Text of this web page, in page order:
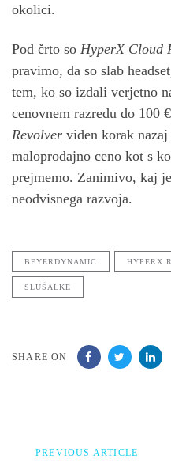
okolici.
Pod črto so HyperX Cloud
pravimo, da so slab
tem, ko so izdali verjetno
cenovnem razredu do 100
Revolver viden korak
maloprodajno ceno kot s
prejmemo. Zanimivo, kaj
neodvisnega razvoja.
BEYERDYNAMIC HYPERX
SLUŠALKE
SHARE ON
Previous
PREVIOUS ARTICLE